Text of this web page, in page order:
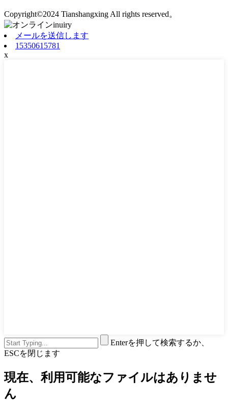
Copyright©2024 Tianshangxing All rights reserved。
メールを送信します
15350615781
x
Enterを押して検索するか、
ESCを閉じます
現在、利用可能なファイルはありませ
ん